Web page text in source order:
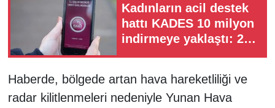
Kadınların acil destek
hattı KADES 10 milyon
indirmeye yaklaştı: 239
Haberde, bölgede artan hava hareketliliği ve
radar kilitlenmeleri nedeniyle Yunan Hava